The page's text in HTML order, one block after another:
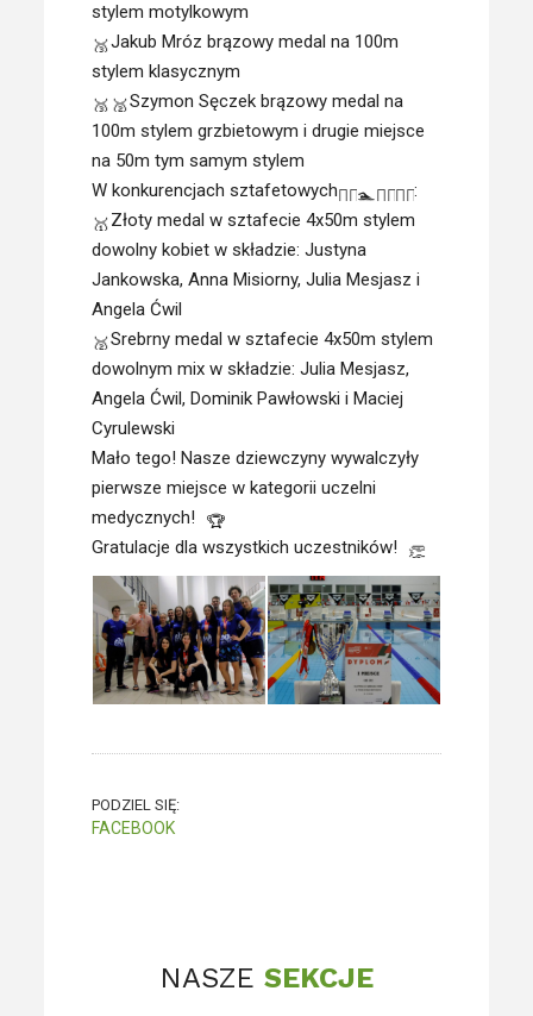
stylem motylkowym
Jakub Mróz brązowy medal na 100m
stylem klasycznym
Szymon Sęczek brązowy medal na
100m stylem grzbietowym i drugie miejsce
na 50m tym samym stylem
W konkurencjach sztafetowych
:
Złoty medal w sztafecie 4x50m stylem
dowolny kobiet w składzie: Justyna
Jankowska, Anna Misiorny, Julia Mesjasz i
Angela Ćwil
Srebrny medal w sztafecie 4x50m stylem
dowolnym mix w składzie: Julia Mesjasz,
Angela Ćwil, Dominik Pawłowski i Maciej
Cyrulewski
Mało tego! Nasze dziewczyny wywalczyły
pierwsze miejsce w kategorii uczelni
medycznych!
Gratulacje dla wszystkich uczestników!
PODZIEL SIĘ:
FACEBOOK
NASZE SEKCJE